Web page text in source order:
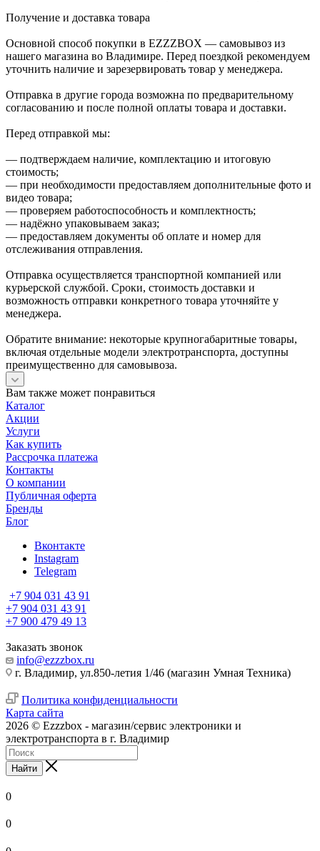
Получение и доставка товара
Основной способ покупки в EZZZBOX — самовывоз из
нашего магазина во Владимире. Перед поездкой рекомендуем
уточнить наличие и зарезервировать товар у менеджера.
Отправка в другие города возможна по предварительному
согласованию и после полной оплаты товара и доставки.
Перед отправкой мы:
— подтверждаем наличие, комплектацию и итоговую
стоимость;
— при необходимости предоставляем дополнительные фото и
видео товара;
— проверяем работоспособность и комплектность;
— надёжно упаковываем заказ;
— предоставляем документы об оплате и номер для
отслеживания отправления.
Отправка осуществляется транспортной компанией или
курьерской службой. Сроки, стоимость доставки и
возможность отправки конкретного товара уточняйте у
менеджера.
Обратите внимание: некоторые крупногабаритные товары,
включая отдельные модели электротранспорта, доступны
преимущественно для самовывоза.
Вам также может понравиться
Каталог
Акции
Услуги
Как купить
Рассрочка платежа
Контакты
О компании
Публичная оферта
Бренды
Блог
Вконтакте
Instagram
Telegram
+7 904 031 43 91
+7 904 031 43 91
+7 900 479 49 13
Заказать звонок
info@ezzzbox.ru
г. Владимир, ул.850-летия 1/46 (магазин Умная Техника)
Политика конфиденциальности
Карта сайта
2026 © Ezzzbox - магазин/сервис электроники и
электротранспорта в г. Владимир
Найти
0
0